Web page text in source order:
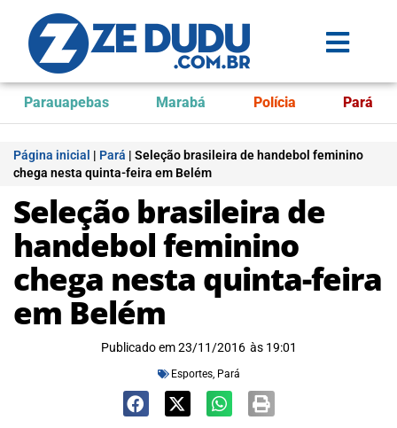
Parauapebas Marabá Polícia Pará
Página inicial | Pará | Seleção brasileira de handebol feminino
chega nesta quinta-feira em Belém
Seleção brasileira de
handebol feminino
chega nesta quinta-feira
em Belém
Publicado em 23/11/2016 às 19:01
Esportes, Pará